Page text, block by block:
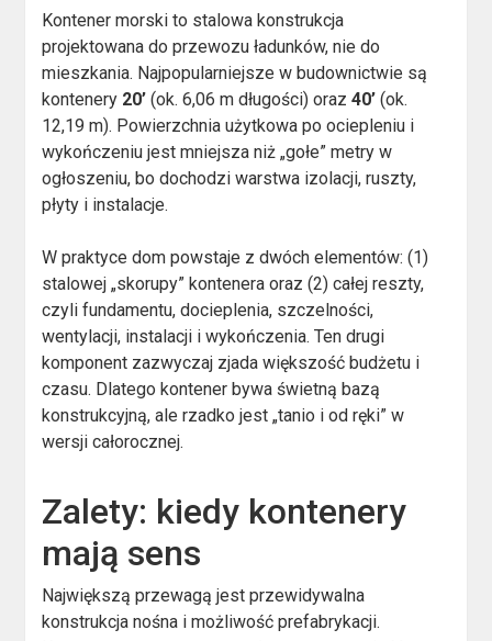
Kontener morski to stalowa konstrukcja
projektowana do przewozu ładunków, nie do
mieszkania. Najpopularniejsze w budownictwie są
kontenery 20’ (ok. 6,06 m długości) oraz40’ (ok.
12,19 m). Powierzchnia użytkowa po ociepleniu i
wykończeniu jest mniejsza niż „gołe” metry w
ogłoszeniu, bo dochodzi warstwa izolacji, ruszty,
płyty i instalacje.
W praktyce dom powstaje z dwóch elementów: (1)
stalowej „skorupy” kontenera oraz (2) całej reszty,
czyli fundamentu, docieplenia, szczelności,
wentylacji, instalacji i wykończenia. Ten drugi
komponent zazwyczaj zjada większość budżetu i
czasu. Dlatego kontener bywa świetną bazą
konstrukcyjną, ale rzadko jest „tanio i od ręki” w
wersji całorocznej.
Zalety: kiedy kontenery
mają sens
Największą przewagą jest przewidywalna
konstrukcja nośna i możliwość prefabrykacji.